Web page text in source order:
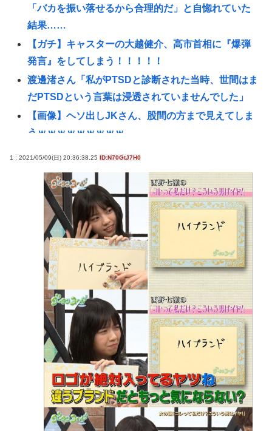
「バカを振い落せるから合理的だ」と自惚れていた
結果……
【ガチ】キャスターの大越健介、高市首相に『爆弾
発言』をしてしまう！！！！！
渡邊渚さん「私がPTSDと診断された当時、世間はま
だPTSDという言葉は浸透されていませんでした」
【画像】ヘソ出しJKさん、股間の方まで見えてしま
うｗｗｗｗｗｗｗｗｗ
【動画あり】ミスイタリア地方予選、黒人女性が優
勝し炎上
避難所地獄と化す「ずっと同じ食べ物&断水でトイレ
流せず悪臭&床に直接就寝&コロナ感染」
【画像】仙台育英のマネージャーさん、首をひねっ
ただけでなぜかウインクしたことにされてしまう
www
【画像】このメガネ美人ちゃんを愛人にしたいんだ
が…
【悲報】アニメ監督「みなみけには『冬』が居ない
やん…せや！『冬』の末っ子をアニメオリジナルで
出そ！」
コメ価格の値下がり、加速してしまう
高橋名人が左手のバネを取るため手術を決意
1 : 2021/05/09(日) 20:36:38.25 ID:N70GtJ7H0